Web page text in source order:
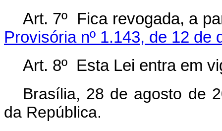
Art. 7º Fica revogada, a
Provisória nº 1.143, de 12 de
Art. 8º Esta Lei entra em
Brasília, 28 de agosto de
da República.